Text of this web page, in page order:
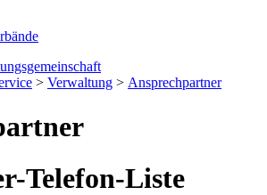
> Verwaltung > Ansprechpartner
Telefon-Liste